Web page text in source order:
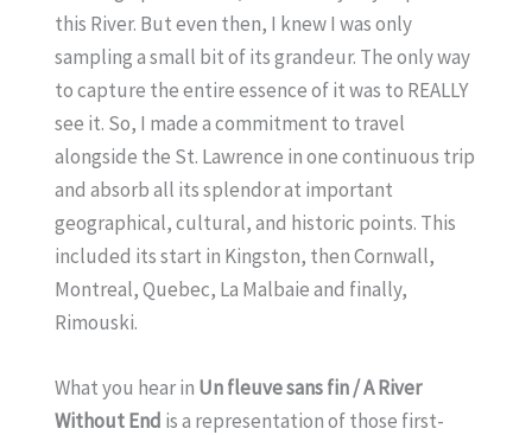
this River. But even then, I knew I was only
sampling a small bit of its grandeur. The only way
to capture the entire essence of it was to REALLY
see it. So, I made a commitment to travel
alongside the St. Lawrence in one continuous trip
and absorb all its splendor at important
geographical, cultural, and historic points. This
included its start in Kingston, then Cornwall,
Montreal, Quebec, La Malbaie and finally,
Rimouski.
What you hear in Un fleuve sans fin / A River
Without End is a representation of those first-